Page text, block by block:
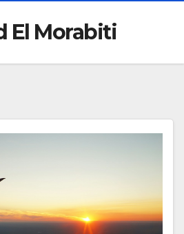
El Morabiti